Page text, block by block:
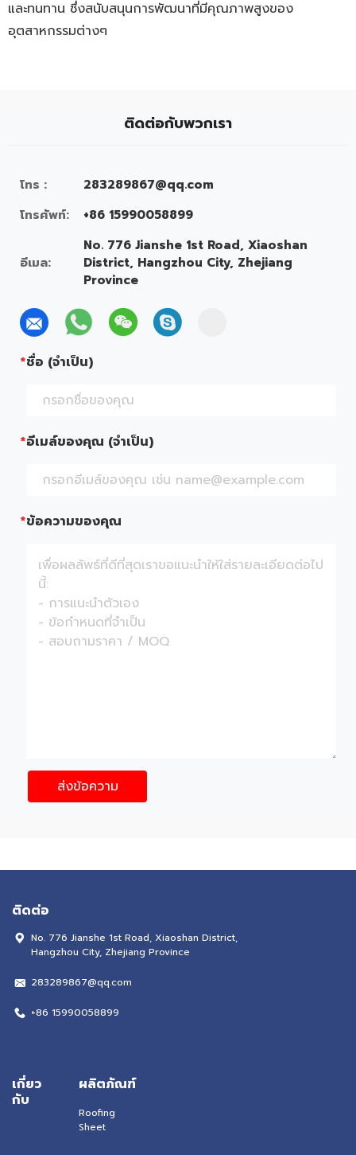
และทนทาน ซึ่งสนับสนุนการพัฒนาที่มีคุณภาพสูงของ
อุตสาหกรรมต่างๆ
ติดต่อกับพวกเรา
โทร :
283289867@qq.com
โทรศัพท์:
+86 15990058899
อีเมล:
No. 776 Jianshe 1st Road, Xiaoshan
District, Hangzhou City, Zhejiang
Province
ชื่อ (จำเป็น)
อีเมล์ของคุณ (จำเป็น)
ข้อความของคุณ
ติดต่อ
No. 776 Jianshe 1st Road, Xiaoshan District,
Hangzhou City, Zhejiang Province
283289867@qq.com
+86 15990058899
เกี่ยว
กับ
ผลิตภัณฑ์
Roofing
Sheet